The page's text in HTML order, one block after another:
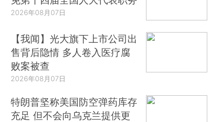
2026年08月07日
【我闻】光大旗下上市公司出
售背后隐情 多人卷入医疗腐
败案被查
2026年08月07日
特朗普坚称美国防空弹药库存
充足 但不会向乌克兰提供更